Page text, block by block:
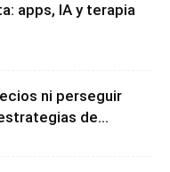
apps, IA y terapia
ni perseguir
de...